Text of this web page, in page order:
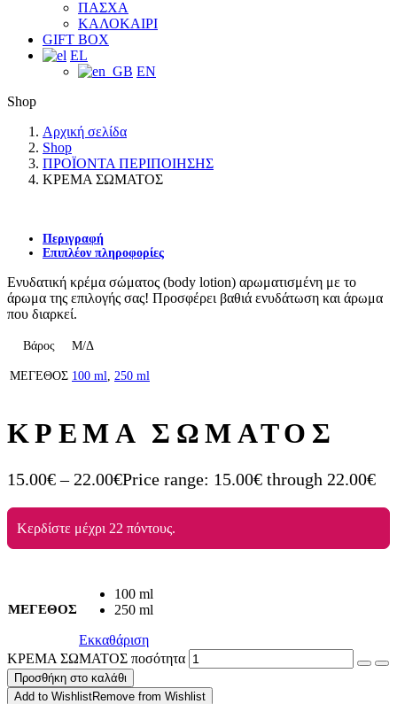
ΠΑΣΧΑ
ΚΑΛΟΚΑΙΡΙ
GIFT BOX
EL
EN
Shop
Αρχική σελίδα
Shop
ΠΡΟΪΟΝΤΑ ΠΕΡΙΠΟΙΗΣΗΣ
ΚΡΕΜΑ ΣΩΜΑΤΟΣ
Περιγραφή
Επιπλέον πληροφορίες
Ενυδατική κρέμα σώματος (body lotion) αρωματισμένη με το
άρωμα της επιλογής σας! Προσφέρει βαθιά ενυδάτωση και άρωμα
που διαρκεί.
Βάρος Μ/Δ
ΜΕΓΕΘΟΣ 100 ml, 250 ml
ΚΡΕΜΑ ΣΩΜΑΤΟΣ
15.00€ – 22.00€Price range: 15.00€ through 22.00€
Κερδίστε μέχρι 22 πόντους.
ΜΕΓΕΘΟΣ
100 ml
250 ml
Εκκαθάριση
ΚΡΕΜΑ ΣΩΜΑΤΟΣ ποσότητα
Προσθήκη στο καλάθι
Add to WishlistRemove from Wishlist